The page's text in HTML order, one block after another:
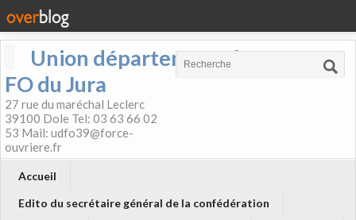
Union départementale
FO du Jura
27 rue du maréchal Leclerc
39100 Dole Tel: 03 63 66 02
53 Mail: udfo39@force-
ouvriere.fr
Accueil
Edito du secrétaire général de la confédération